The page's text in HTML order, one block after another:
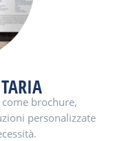
brochure,
personalizzate